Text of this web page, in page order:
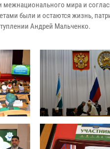
межнационального мира и
были и остаются жизнь,
Андрей Мальченко.